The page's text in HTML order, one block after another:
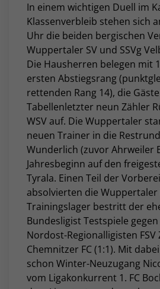
In einem wichtigen Duell im
Klassenverbleib stehen sich
Uhr die beiden bergischen
Wuppertaler SV und SSVg
Die Hausherren belegen mit
ersten Abstiegsrang
rettenden Rang 14), die
Tabellenletzter neun Zähler
WSV auf. Die Wuppertaler
neuen Trainer in die
Wunderlich (zuvor Ahrweiler
Jahresbeginn auf den
Tyrala. Einen Teil der
absolvierten die Wuppertaler
Trainingslager bestritt der
Bundesligist Testspiele
Nordost-Regionalligisten FSV
Chemnitzer FC (1:1). Mit
schon Winter-Neuzugang
vom Ligakonkurrent 1. FC